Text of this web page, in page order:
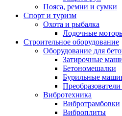
Пояса, ремни и сумки
Спорт и туризм
Охота и рыбалка
Лодочные
Строительное оборудование
Оборудование для
Затирочные
Бетономешалки
Бурильные
Вибротехника
Вибротрамбовки
Виброплиты